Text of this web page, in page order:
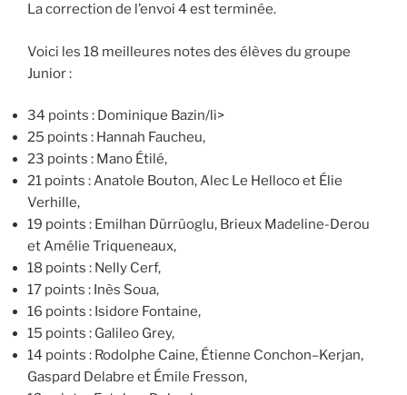
La correction de l’envoi 4 est terminée.
Voici les 18 meilleures notes des élèves du groupe
Junior :
34 points : Dominique Bazin/li>
25 points : Hannah Faucheu,
23 points : Mano Étilé,
21 points : Anatole Bouton, Alec Le Helloco et Élie
Verhille,
19 points : Emilhan Dürrüoglu, Brieux Madeline-Derou
et Amélie Triqueneaux,
18 points : Nelly Cerf,
17 points : Inès Soua,
16 points : Isidore Fontaine,
15 points : Galileo Grey,
14 points : Rodolphe Caine, Étienne Conchon–Kerjan,
Gaspard Delabre et Émile Fresson,